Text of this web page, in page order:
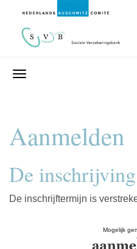
Aanmelden
De
De inschrijftermijn is
Mogelijk